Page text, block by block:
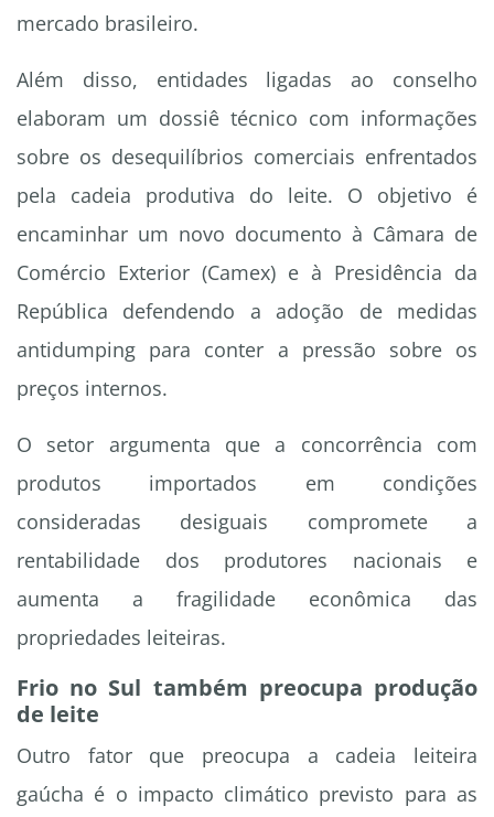
mercado brasileiro.
Além disso, entidades ligadas ao conselho
elaboram um dossiê técnico com informações
sobre os desequilíbrios comerciais enfrentados
pela cadeia produtiva do leite. O objetivo é
encaminhar um novo documento à Câmara de
Comércio Exterior (Camex) e à Presidência da
República defendendo a adoção de medidas
antidumping para conter a pressão sobre os
preços internos.
O setor argumenta que a concorrência com
produtos importados em condições
consideradas desiguais compromete a
rentabilidade dos produtores nacionais e
aumenta a fragilidade econômica das
propriedades leiteiras.
Frio no Sul também preocupa produção
de leite
Outro fator que preocupa a cadeia leiteira
gaúcha é o impacto climático previsto para as